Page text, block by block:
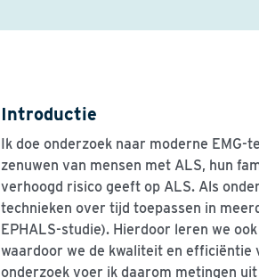
Introductie
Ik doe onderzoek naar moderne
zenuwen van mensen met ALS, hun
verhoogd risico geeft op ALS. Als
technieken over tijd toepassen in
EPHALS-studie). Hierdoor leren we ook
waardoor we de kwaliteit en
onderzoek voer ik daarom metingen